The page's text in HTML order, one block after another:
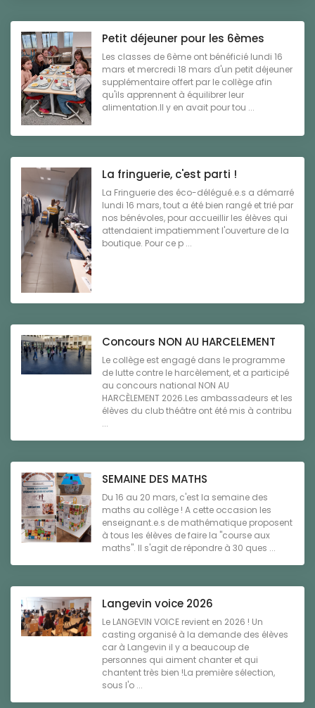
Petit déjeuner pour les 6èmes
Les classes de 6ème ont bénéficié lundi 16
mars et mercredi 18 mars d'un petit déjeuner
supplémentaire offert par le collège afin
qu'ils apprennent à équilibrer leur
alimentation.Il y en avait pour tou ...
La fringuerie, c'est parti !
La Fringuerie des éco-délégué.e.s a démarré
lundi 16 mars, tout a été bien rangé et trié par
nos bénévoles, pour accueillir les élèves qui
attendaient impatiemment l'ouverture de la
boutique. Pour ce p ...
Concours NON AU HARCELEMENT
Le collège est engagé dans le programme
de lutte contre le harcèlement, et a participé
au concours national NON AU
HARCÈLEMENT 2026.Les ambassadeurs et les
élèves du club théâtre ont été mis à contribu
...
SEMAINE DES MATHS
Du 16 au 20 mars, c'est la semaine des
maths au collège ! A cette occasion les
enseignant.e.s de mathématique proposent
à tous les élèves de faire la "course aux
maths". Il s'agit de répondre à 30 ques ...
Langevin voice 2026
Le LANGEVIN VOICE revient en 2026 ! Un
casting organisé à la demande des élèves
car à Langevin il y a beaucoup de
personnes qui aiment chanter et qui
chantent très bien !La première sélection,
sous l'o ...